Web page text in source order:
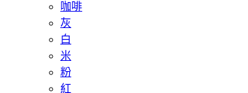
咖啡
灰
白
米
粉
紅